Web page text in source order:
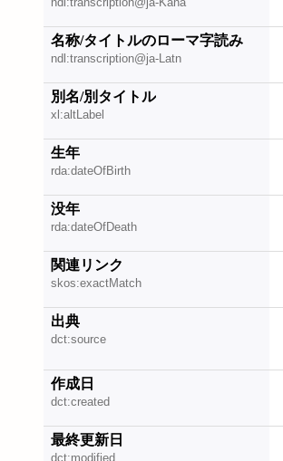
名称/タイトルのローマ字読み
ndl:transcription@ja-Latn
別名/別タイトル
xl:altLabel
生年
rda:dateOfBirth
没年
rda:dateOfDeath
関連リンク
skos:exactMatch
出典
dct:source
作成日
dct:created
最終更新日
dct:modified